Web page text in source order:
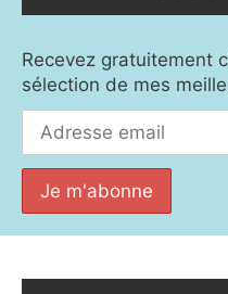
Recevez gratuitement
sélection de mes